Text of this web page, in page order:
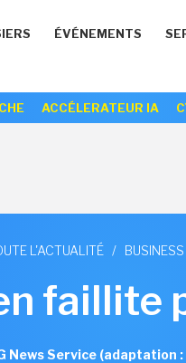
ÉVÉNEMENTS
ACCÉLERATEUR IA
L'ACTUALITÉ / BUSINESS
News Service (adaptation :